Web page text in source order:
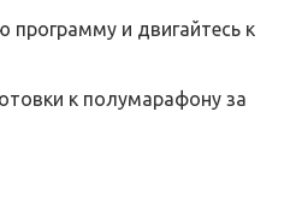
и двигайтесь к
к полумарафону за